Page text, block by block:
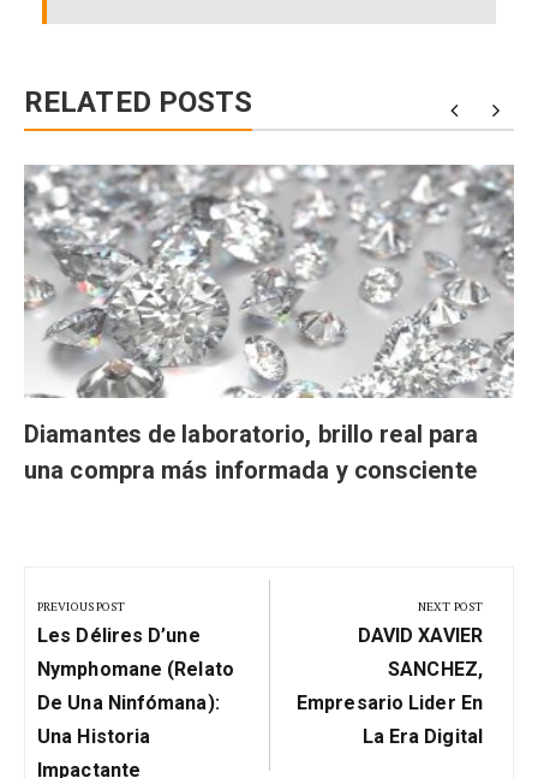
RELATED POSTS
Diamantes de laboratorio, brillo real para
una compra más informada y consciente
de
entradas
PREVIOUS POST
Previous
Post:
Les Délires D’une
Nymphomane (Relato
De Una Ninfómana):
Una Historia
Impactante
NEXT POST
Next
Post:
DAVID XAVIER
SANCHEZ,
Empresario Lider En
La Era Digital